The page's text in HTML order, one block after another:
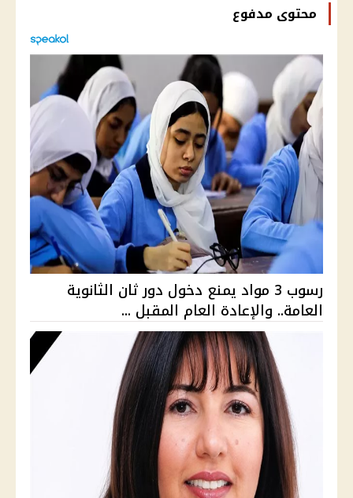
محتوى مدفوع
رسوب 3 مواد يمنع دخول دور ثان الثانوية
العامة.. والإعادة العام المقبل ...